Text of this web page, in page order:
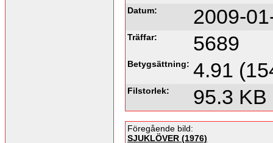
Datum: 2009-
Träffar: 5689
Betygsättning: 4.91
Filstorlek: 95.3 KB
Föregående bild:
SJUKLÖVER (1976)